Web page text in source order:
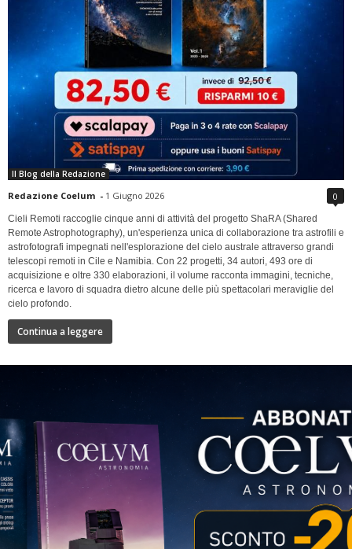
Il Blog della Redazione
Redazione Coelum - 1 Giugno 2026 0
Cieli Remoti raccoglie cinque anni di attività del progetto ShaRA (Shared
Remote Astrophotography), un'esperienza unica di collaborazione tra astrofili e
astrofotografi impegnati nell'esplorazione del cielo australe attraverso grandi
telescopi remoti in Cile e Namibia. Con 22 progetti, 34 autori, 493 ore di
acquisizione e oltre 330 elaborazioni, il volume racconta immagini, tecniche,
ricerca e lavoro di squadra dietro alcune delle più spettacolari meraviglie del
cielo profondo.
Continua a leggere